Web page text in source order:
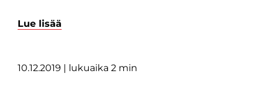
Lue lisää
10.12.2019 | lukuaika 2 min